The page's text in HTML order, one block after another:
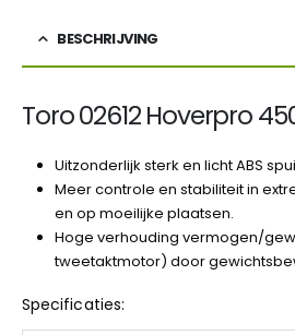
BESCHRIJVING
Toro 02612 Hoverpro
Uitzonderlijk sterk en licht ABS
Meer controle en stabiliteit in
en op moeilijke plaatsen.
Hoge verhouding vermogen/
tweetaktmotor) door
Specificaties: